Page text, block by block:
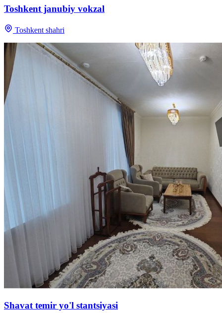
Toshkent janubiy vokzal
Toshkent shahri
Shavat temir yo'l stantsiyasi